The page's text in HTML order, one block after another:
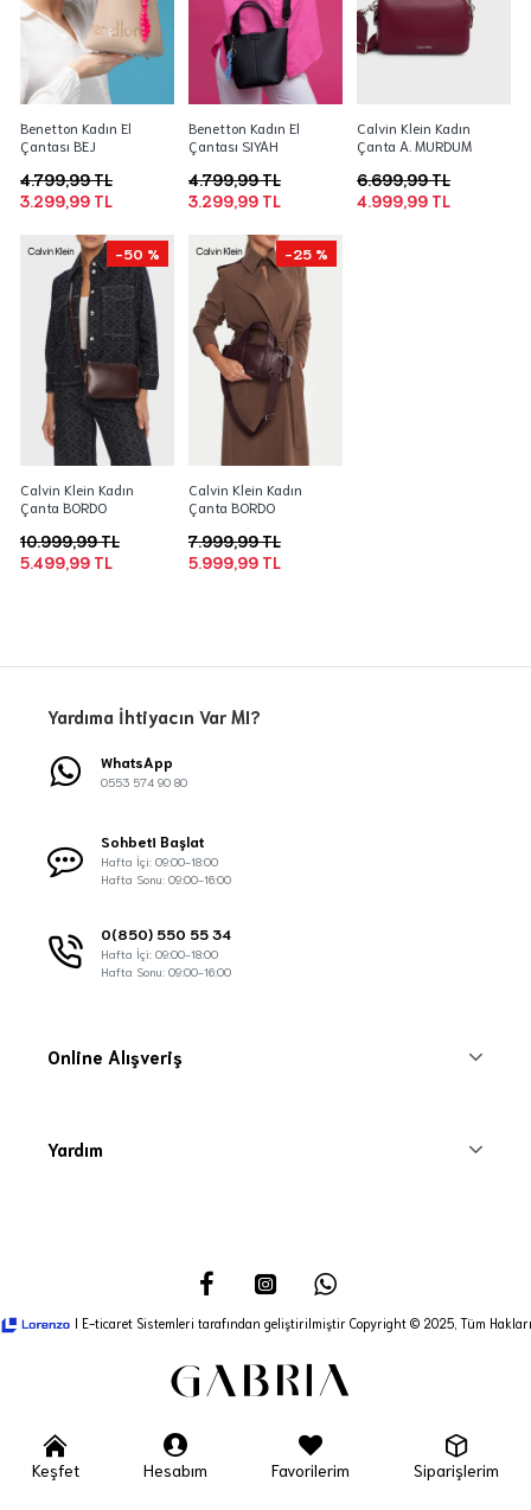
Benetton Kadın El
Çantası BEJ
3.299,99 TL
4.799,99 TL
Benetton Kadın El
Çantası SIYAH
3.299,99 TL
4.799,99 TL
Calvin Klein Kadın
Çanta A. MURDUM
4.999,99 TL
6.699,99 TL
-50 %
Calvin Klein Kadın
Çanta BORDO
5.499,99 TL
10.999,99 TL
-25 %
Calvin Klein Kadın
Çanta BORDO
5.999,99 TL
7.999,99 TL
Yardıma İhtiyacın Var MI?
WhatsApp
0553 574 90 80
Sohbeti Başlat
Hafta İçi: 09:00-18:00
Hafta Sonu: 09:00-16:00
0(850) 550 55 34
Hafta İçi: 09:00-18:00
Hafta Sonu: 09:00-16:00
Online Alışveriş
Yardım
I E-ticaret Sistemleri tarafından geliştirilmiştir Copyright © 2025, Tüm Hakları
Keşfet Hesabım Favorilerim Siparişlerim